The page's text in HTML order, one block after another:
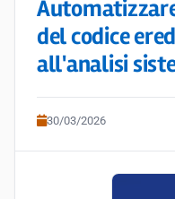
del codice
all'analisi
30/03/2026